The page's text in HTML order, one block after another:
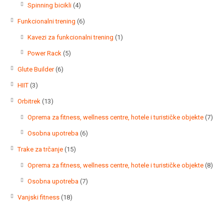
Spinning bicikli 44
Funkcionalni trening 66
Kavezi za funkcionalni trening 11
Power Rack 55
Glute Builder 66
HIIT 33
Orbitrek 1313
Oprema za fitness, wellness centre, hotele i turističke objekte 77
Osobna upotreba 66
Trake za trčanje 1515
Oprema za fitness, wellness centre, hotele i turističke objekte 88
Osobna upotreba 77
Vanjski fitness 1818